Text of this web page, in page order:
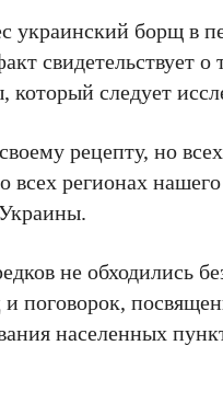
борщ в
свидетельствует
следует
рецепту, но
всех регионах
не обходились
поговорок,
населенных